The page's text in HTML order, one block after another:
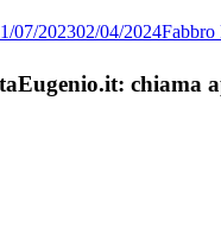
07/202302/04/2024Fabbro